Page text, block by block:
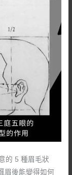
的 5 種眉毛狀
眉後能變得如何